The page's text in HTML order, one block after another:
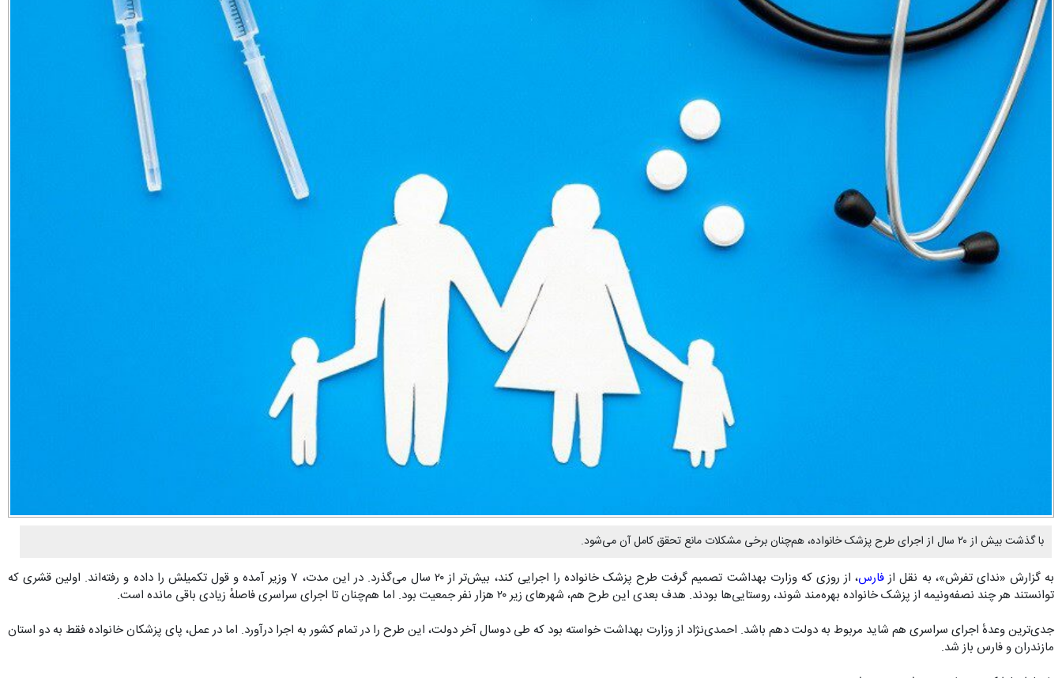
با گذشت بیش از ۲۰ سال از اجرای طرح پزشک خانواده، هم‌چنان برخی مشکلات مانع تحقق کامل آن می‌شود.
به گزارش «ندای تفرش»، به نقل از فارس
، از روزی که وزارت بهداشت تصمیم گرفت طرح پزشک خانواده را اجرایی کند، بیش‌تر از ۲۰ سال می‌گذرد. در این مدت، ۷ وزیر آمده و قول تکمیلش را داده و رفته‌اند. اولین قشری که
توانستند هر چند نصفه‌ونیمه از پزشک خانواده بهره‌مند شوند، روستایی‌ها بودند. هدف بعدی این طرح هم، شهرهای زیر ۲۰ هزار نفر جمعیت بود. اما هم‌چنان تا اجرای سراسری فاصلهٔ زیادی باقی مانده است.
جدی‌ترین وعدهٔ اجرای سراسری هم شاید مربوط به دولت دهم باشد. احمدی‌نژاد از وزارت بهداشت خواسته بود که طی دوسال آخر دولت، این طرح را در تمام کشور به اجرا درآورد. اما در عمل، پای پزشکان خانواده فقط به دو استان
مازندران و فارس باز شد.